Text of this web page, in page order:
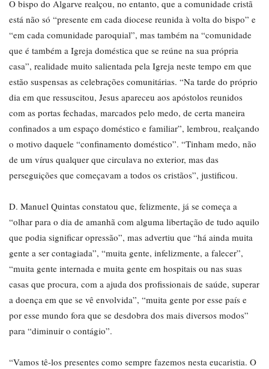
O bispo do Algarve realçou, no entanto, que a comunidade cristã
está não só “presente em cada diocese reunida à volta do bispo” e
“em cada comunidade paroquial”, mas também na “comunidade
que é também a Igreja doméstica que se reúne na sua própria
casa”, realidade muito salientada pela Igreja neste tempo em que
estão suspensas as celebrações comunitárias. “Na tarde do próprio
dia em que ressuscitou, Jesus apareceu aos apóstolos reunidos
com as portas fechadas, marcados pelo medo, de certa maneira
confinados a um espaço doméstico e familiar”, lembrou, realçando
o motivo daquele “confinamento doméstico”. “Tinham medo, não
de um vírus qualquer que circulava no exterior, mas das
perseguições que começavam a todos os cristãos”, justificou.
D. Manuel Quintas constatou que, felizmente, já se começa a
“olhar para o dia de amanhã com alguma libertação de tudo aquilo
que podia significar opressão”, mas advertiu que “há ainda muita
gente a ser contagiada”, “muita gente, infelizmente, a falecer”,
“muita gente internada e muita gente em hospitais ou nas suas
casas que procura, com a ajuda dos profissionais de saúde, superar
a doença em que se vê envolvida”, “muita gente por esse país e
por esse mundo fora que se desdobra dos mais diversos modos”
para “diminuir o contágio”.
“Vamos tê-los presentes como sempre fazemos nesta eucaristia. O